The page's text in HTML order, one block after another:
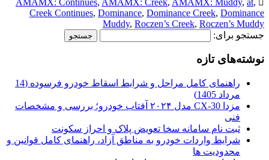
Creek Continues, Dominance, Dominance Creek, Dominance
Muddy, Roczen’s Creek, Roczen’s Muddy
جستجو برای:
نوشته‌های تازه
راهنمای کامل مراحل و شرایط اسقاط خودرو فرسوده (14
مرداد 1405)
مزدا CX-30 مدل ۲۰۲۴ آفتاب خودرو؛ بررسی و مشخصات
فنی
ثبت نام سامانه سخا تعویض پلاک و احراز سکونت
شرایط واردات خودرو به مناطق آزاد، راهنمای کامل قوانین و
محدودیت ها